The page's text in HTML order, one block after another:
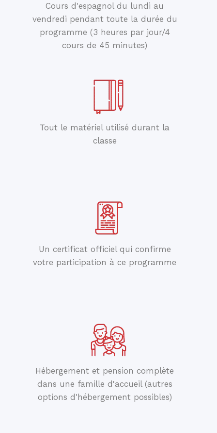
Cours d'espagnol du lundi au
vendredi pendant toute la durée du
programme (3 heures par jour/4
cours de 45 minutes)
Tout le matériel utilisé durant la
classe
Un certificat officiel qui confirme
votre participation à ce programme
Hébergement et pension complète
dans une famille d'accueil (autres
options d'hébergement possibles)